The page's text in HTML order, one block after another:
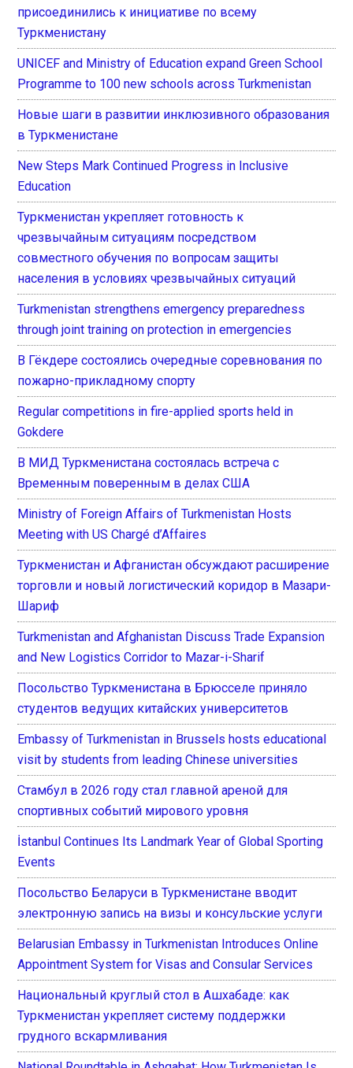
присоединились к инициативе по всему
Туркменистану
UNICEF and Ministry of Education expand Green School
Programme to 100 new schools across Turkmenistan
Новые шаги в развитии инклюзивного образования
в Туркменистане
New Steps Mark Continued Progress in Inclusive
Education
Туркменистан укрепляет готовность к
чрезвычайным ситуациям посредством
совместного обучения по вопросам защиты
населения в условиях чрезвычайных ситуаций
Turkmenistan strengthens emergency preparedness
through joint training on protection in emergencies
В Гёкдере состоялись очередные соревнования по
пожарно-прикладному спорту
Regular competitions in fire-applied sports held in
Gokdere
В МИД Туркменистана состоялась встреча с
Временным поверенным в делах США
Ministry of Foreign Affairs of Turkmenistan Hosts
Meeting with US Chargé d’Affaires
Туркменистан и Афганистан обсуждают расширение
торговли и новый логистический коридор в Мазари-
Шариф
Turkmenistan and Afghanistan Discuss Trade Expansion
and New Logistics Corridor to Mazar-i-Sharif
Посольство Туркменистана в Брюсселе приняло
студентов ведущих китайских университетов
Embassy of Turkmenistan in Brussels hosts educational
visit by students from leading Chinese universities
Стамбул в 2026 году стал главной ареной для
спортивных событий мирового уровня
İstanbul Continues Its Landmark Year of Global Sporting
Events
Посольство Беларуси в Туркменистане вводит
электронную запись на визы и консульские услуги
Belarusian Embassy in Turkmenistan Introduces Online
Appointment System for Visas and Consular Services
Национальный круглый стол в Ашхабаде: как
Туркменистан укрепляет систему поддержки
грудного вскармливания